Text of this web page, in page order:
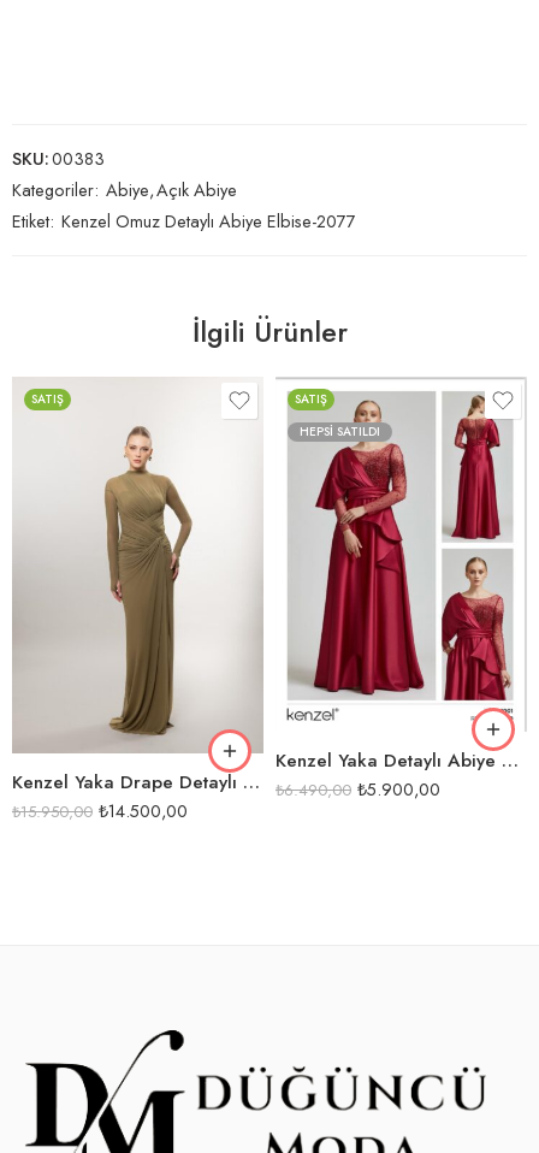
SKU:00383
Kategoriler: Abiye,Açık Abiye
Etiket: Kenzel Omuz Detaylı Abiye Elbise-2077
İlgili Ürünler
SATIŞ
Kenzel Yaka Drape Detaylı Abiye Elbise-26080
₺15.950,00 ₺14.500,00
SATIŞ
HEPSI SATILDI
Kenzel Yaka Detaylı Abiye Elbise-1001
₺6.490,00 ₺5.900,00
BORDO
İNDİGO
SİYAH